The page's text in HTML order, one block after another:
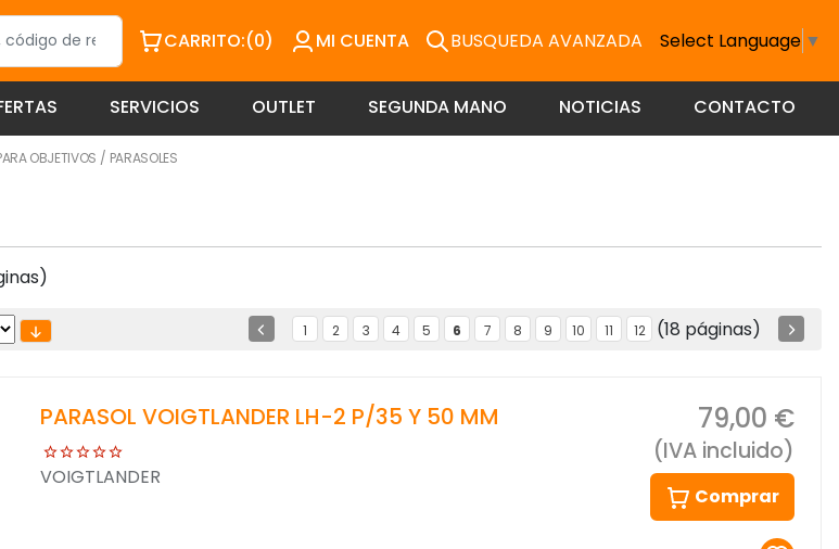
CARRITO:(0) MI CUENTA BUSQUEDA AVANZADA Select Language ▼
SERVICIOS OUTLET SEGUNDA MANO NOTICIAS CONTACTO
OBJETIVOS / PARASOLES
1 2 3 4 5 6 7 8 9 10 11 12 (18 páginas)
PARASOL VOIGTLANDER LH-2 P/35 Y 50 MM
VOIGTLANDER
79,00 €
(IVA incluido)
Comprar